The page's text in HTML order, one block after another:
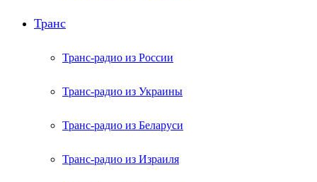
Транс
Транс-радио из России
Транс-радио из Украины
Транс-радио из Беларуси
Транс-радио из Израиля